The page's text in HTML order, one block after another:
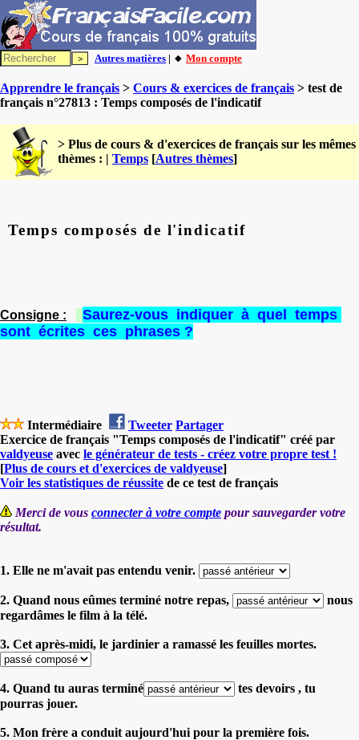
Autres matières | 🔸 Mon compte
Apprendre le français > Cours & exercices de français > test de
français n°27813 : Temps composés de l'indicatif
> Plus de cours & d'exercices de français sur les mêmes
thèmes : | Temps [Autres thèmes]
Temps composés de l'indicatif
Consigne :
Saurez-vous indiquer à quel temps
sont écrites ces phrases ?
Intermédiaire Tweeter Partager
Exercice de français "Temps composés de l'indicatif" créé par
valdyeuse avec le générateur de tests - créez votre propre test !
[Plus de cours et d'exercices de valdyeuse]
Voir les statistiques de réussite de ce test de français
Merci de vous connecter à votre compte pour sauvegarder votre
résultat.
1. Elle ne m'avait pas entendu venir.
2. Quand nous eûmes terminé notre repas,
nous
regardâmes le film à la télé.
3. Cet après-midi, le jardinier a ramassé les feuilles mortes.
4. Quand tu auras terminé
tes devoirs , tu
pourras jouer.
5. Mon frère a conduit aujourd'hui pour la première fois.